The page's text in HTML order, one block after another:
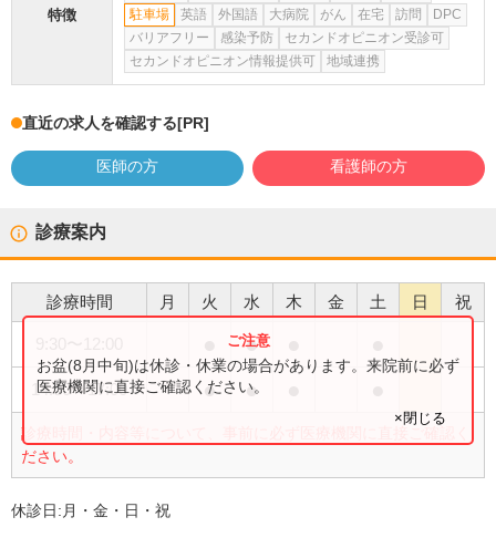
特徴
駐車場
英語 外国語 大病院 がん 在宅 訪問
DPC
バリアフリー
感染予防
セカンドオピニオン受診可
セカンドオピニオン情報提供可
地域連携
直近の求人を確認する[PR]
医師の方 看護師の方
診療案内
診療時間 月 火 水 木 金 土 日 祝
●
14:00〜17:00 ● ●
診療時間・内容等について、事前に必ず医療機関に直接ご確認く
ださい。
お盆(8月中旬)は休診・休業の場合があります。来院前に必ず
医療機関に直接ご確認ください。
×閉じる
休診日: 月・金・日・祝